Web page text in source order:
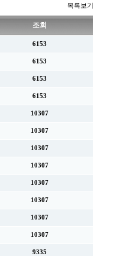
목록보기
조회
6153
6153
6153
6153
10307
10307
10307
10307
10307
10307
10307
10307
9335